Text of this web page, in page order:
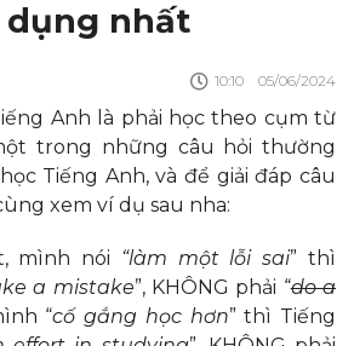
dụng nhất
10:10 05/06/2024
Anh là phải học theo cụm từ
trong những câu hỏi thường
Tiếng Anh, và để giải đáp câu
xem ví dụ sau nha:
mình nói “làm một lỗi sai” thì
a mistake”, KHÔNG phải “do a
“cố gắng học hơn” thì Tiếng